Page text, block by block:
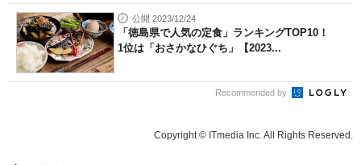
公開 2023/12/24
「徳島県で人気の定食」ランキングTOP10！
1位は「おさかなひぐち」【2023...
Recommended by
Copyright © ITmedia Inc. All Rights Reserved.